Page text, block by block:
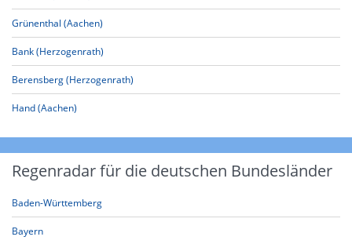
Grünenthal (Aachen)
Bank (Herzogenrath)
Berensberg (Herzogenrath)
Hand (Aachen)
Regenradar für die deutschen Bundesländer
Baden-Württemberg
Bayern